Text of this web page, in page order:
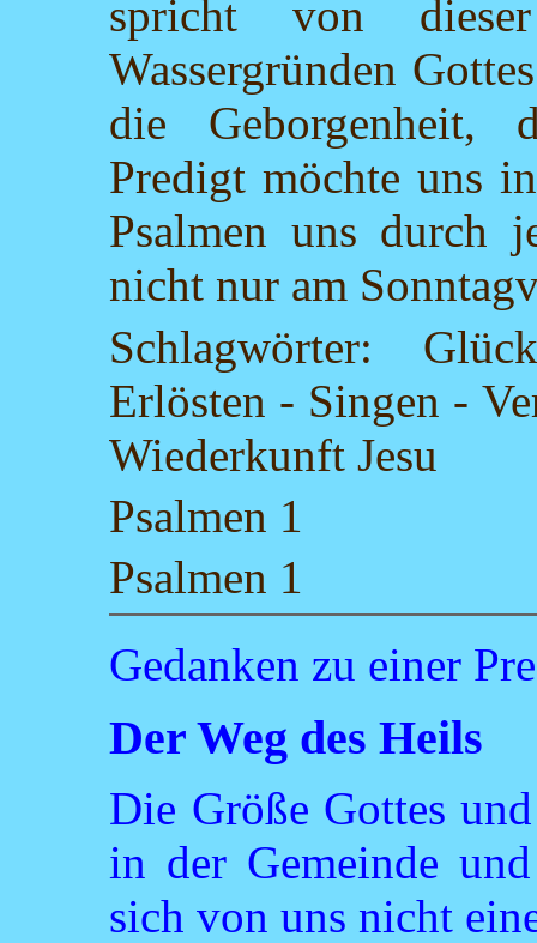
spricht von
Wassergründen
die Geborgenheit,
Predigt möchte uns
Psalmen uns durch
nicht nur am
Schlagwörter:
Erlösten - Singen -
Wiederkunft Jesu
Psalmen 1
Psalmen 1
Gedanken zu einer
Der Weg des Heils
Die Größe Gottes
in der Gemeinde
sich von uns nicht